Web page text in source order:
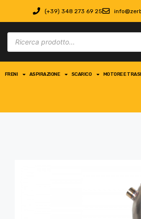
(+39) 348 273 69 25
FRENI ASPIRAZIONE SCARICO MOTORE E